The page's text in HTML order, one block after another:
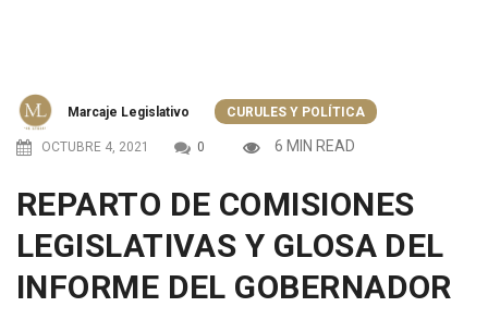
Marcaje Legislativo CURULES Y POLÍTICA
OCTUBRE 4, 2021 0 6 MIN READ
REPARTO DE COMISIONES
LEGISLATIVAS Y GLOSA DEL
INFORME DEL GOBERNADOR